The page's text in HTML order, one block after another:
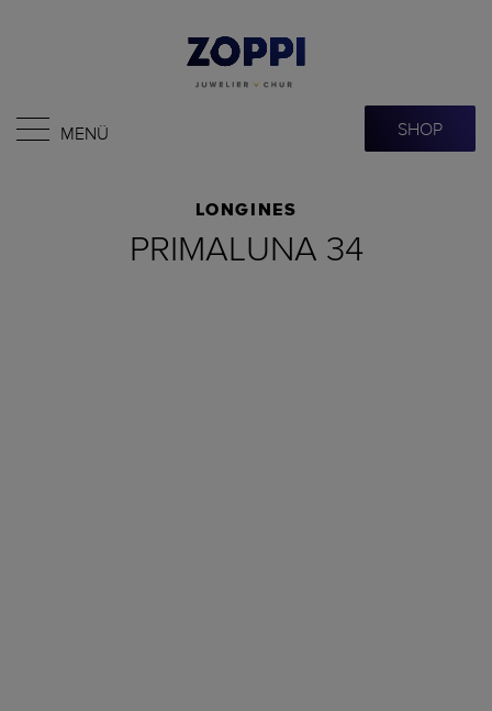
MENÜ SHOP
LONGINES
PRIMALUNA 34